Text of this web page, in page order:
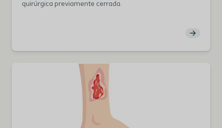
quirúrgica previamente cerrada.